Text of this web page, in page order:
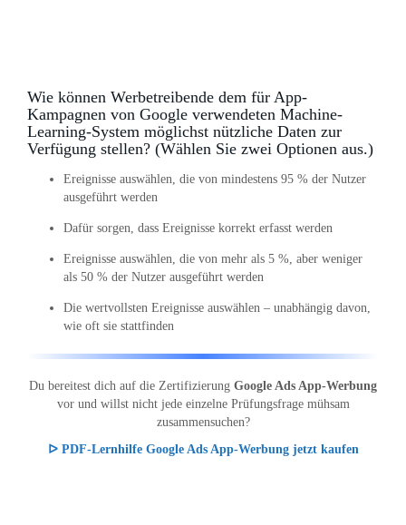
Wie können Werbetreibende dem für App-
Kampagnen von Google verwendeten Machine-
Learning-System möglichst nützliche Daten zur
Verfügung stellen? (Wählen Sie zwei Optionen aus.)
Ereignisse auswählen, die von mindestens 95 % der Nutzer
ausgeführt werden
Dafür sorgen, dass Ereignisse korrekt erfasst werden
Ereignisse auswählen, die von mehr als 5 %, aber weniger
als 50 % der Nutzer ausgeführt werden
Die wertvollsten Ereignisse auswählen – unabhängig davon,
wie oft sie stattfinden
Du bereitest dich auf die Zertifizierung Google Ads App-Werbung
vor und willst nicht jede einzelne Prüfungsfrage mühsam
zusammensuchen?
ᐅ PDF-Lernhilfe Google Ads App-Werbung jetzt kaufen